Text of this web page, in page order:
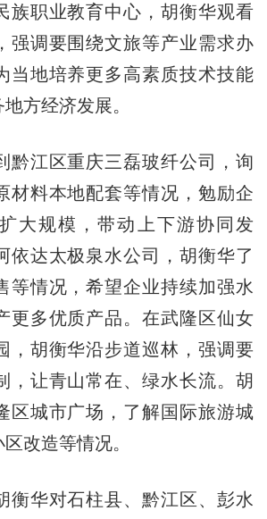
族职业教育中心，胡衡华观看
强调要围绕文旅等产业需求办
当地培养更多高素质技术技能
方经济发展。
江区重庆三磊玻纤公司，询
材料本地配套等情况，勉励企
大规模，带动上下游协同发
依达太极泉水公司，胡衡华了
等情况，希望企业持续加强水
更多优质产品。在武隆区仙女
，胡衡华沿步道巡林，强调要
，让青山常在、绿水长流。胡
区城市广场，了解国际旅游城
改造等情况。
华对石柱县、黔江区、彭水